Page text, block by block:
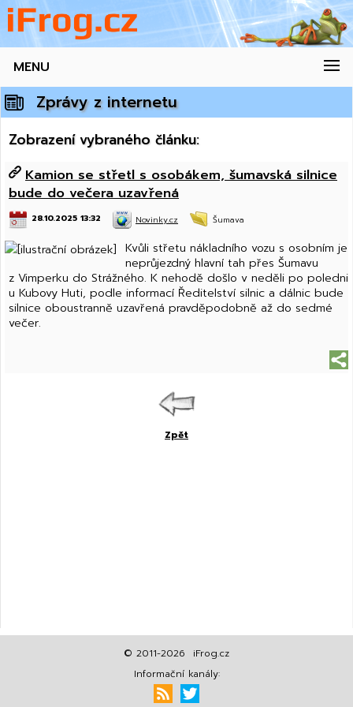
MENU
Zprávy z internetu
Zobrazení vybraného článku:
Kamion se střetl s osobákem, šumavská silnice
bude do večera uzavřená
28.10.2025 13:32 Novinky.cz Šumava
Kvůli střetu nákladního vozu s osobním je
neprůjezdný hlavní tah přes Šumavu
z Vimperku do Strážného. K nehodě došlo v neděli po poledni
u Kubovy Huti, podle informací Ředitelství silnic a dálnic bude
silnice oboustranně uzavřená pravděpodobně až do sedmé
večer.
Zpět
© 2011-2026 iFrog.cz
Informační kanály: